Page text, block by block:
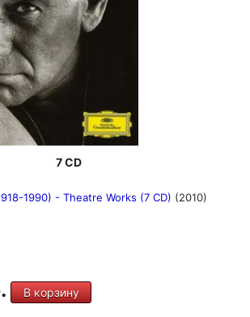
7 CD
1990) - Theatre Works (7 CD) (2010)
В корзину